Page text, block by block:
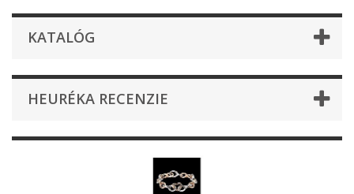
KATALÓG
HEURÉKA RECENZIE